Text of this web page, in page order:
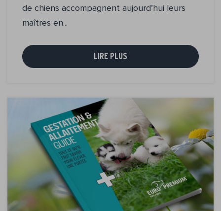
de chiens accompagnent aujourd’hui leurs
maîtres en...
LIRE PLUS